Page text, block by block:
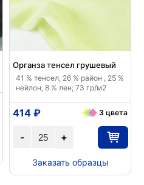
Органза тенсел грушевый
41 % тенсел, 26 % район , 25 %
нейлон, 8 % лен; 73 гр/м2
+
-
414 ₽ 3 цвета
Заказать образцы